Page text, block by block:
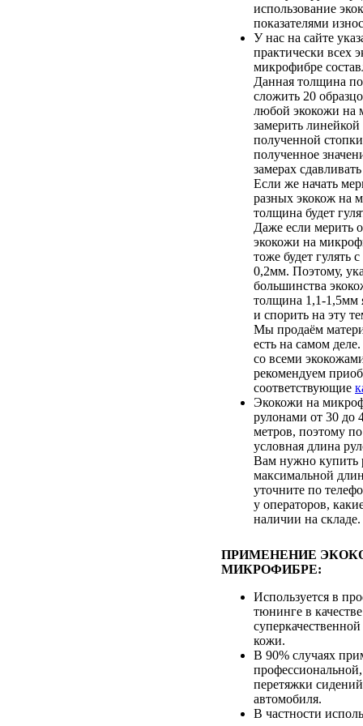
использование
показателями
У нас на сайте
практически всех
микрофибре
Данная толщина
сложить 20
любой экокожи на
замерить
полученной
полученное
замерах
Если же начать
разных экокож на
толщина будет
Даже если мерить
экокожи на
тоже будет гулять
0,2мм. Поэтому,
большинства
толщина 1,1-1,5мм
и спорить на эту
Мы продаём
есть на самом
со всеми
рекомендуем
соответствующие
Экокожи на
рулонами от 30 до
метров, поэтому
условная длина
Вам нужно купить
максимальной
уточните по
у операторов,
наличии на складе.
ПРИМЕНЕНИЕ
МИКРОФИБРЕ:
Используется в
тюнинге в
кожи.
В 90% случаях
перетяжки
автомобиля.
В частности